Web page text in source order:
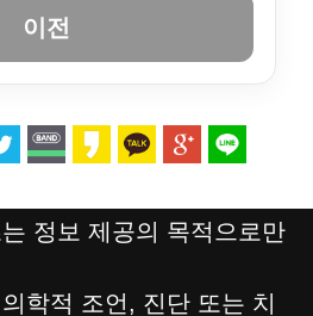
이전
정보 제공의 목적으로만
학적 조언, 진단 또는 치